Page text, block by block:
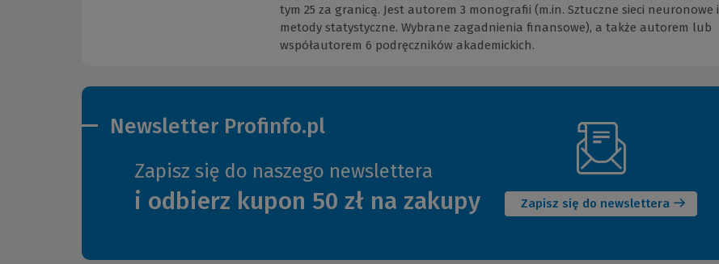
tym 25 za granicą. Jest autorem 3 monografii (m.in. Sztuczne sieci neuronowe i
metody statystyczne. Wybrane zagadnienia finansowe), a także autorem lub
współautorem 6 podręczników akademickich.
Newsletter Profinfo.pl
Zapisz się do naszego newslettera
i odbierz kupon 50 zł na zakupy Zapisz się do newslettera
okno)